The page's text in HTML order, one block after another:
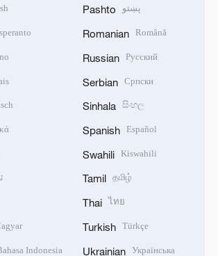
Indonesia
Pashto پښتو
Romanian Română
Russian Русский
Serbian Српски
Sinhala සිංහල
Spanish Español
Swahili Kiswahili
Tamil தமிழ்
Thai ไทย
Turkish Türkçe
Ukrainian Українська